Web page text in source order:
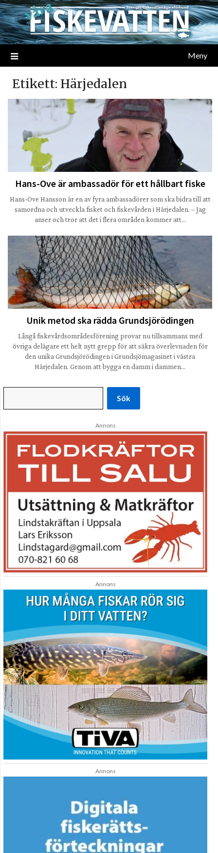
Meny
Etikett: Härjedalen
Hans-Ove är ambassadör för ett hållbart fiske
Hans-Ove Hansson är en av fyra ambassadörer som ska bidra till att
samordna och utveckla fisket och fiskevården i Härjedalen. – Jag
anser och tror att det i flera områden kommer att…
Unik metod ska rädda Grundsjörödingen
Långå fiskevårdsområdesförening provar nu tillsammans med
övriga delägare ett helt nytt grepp för att säkra överlevnaden för
den unika Grundsjörödingen i Grundsjömagasinet i västra
Härjedalen. Genom att bygga en damm i dammen…
Sök
Annons
Annons
Annons